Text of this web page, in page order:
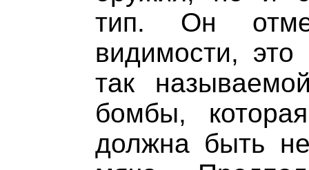
тип. Он
видимости, это
так
бомбы,
должна быть